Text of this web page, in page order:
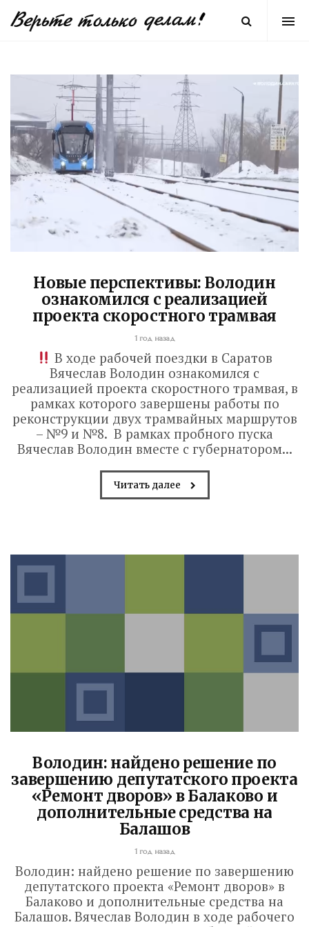
Новые перспективы: Володин
ознакомился с реализацией
проекта скоростного трамвая
1 год назад
В ходе рабочей поездки в Саратов
Вячеслав Володин ознакомился с
реализацией проекта скоростного трамвая, в
рамках которого завершены работы по
реконструкции двух трамвайных маршрутов
– №9 и №8. В рамках пробного пуска
Вячеслав Володин вместе с губернатором...
Читать далее
Володин: найдено решение по
завершению депутатского проекта
«Ремонт дворов» в Балаково и
дополнительные средства на
Балашов
1 год назад
Володин: найдено решение по завершению
депутатского проекта «Ремонт дворов» в
Балаково и дополнительные средства на
Балашов. Вячеслав Володин в ходе рабочего
Сборка ПЯТОГО
ВАЛДАЯ вышла на